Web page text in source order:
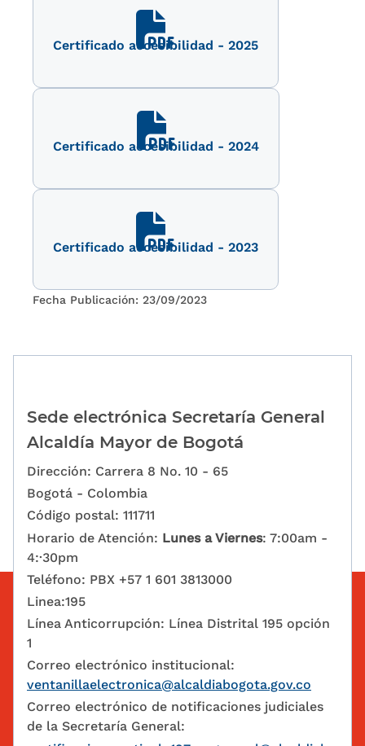
Certificado accesibilidad - 2025
Fecha Publicación: 17/10/2025
Certificado accesibilidad - 2024
Fecha Publicación: 26/06/2024
Certificado accesibilidad - 2023
Fecha Publicación: 23/09/2023
Sede electrónica Secretaría General
Alcaldía Mayor de Bogotá
Dirección: Carrera 8 No. 10 - 65
Bogotá - Colombia
Código postal: 111711
Horario de Atención: Lunes a Viernes: 7:00am -
4:·30pm
Teléfono: PBX +57 1 601 3813000
Linea:195
Línea Anticorrupción: Línea Distrital 195 opción
1
Correo electrónico institucional:
ventanillaelectronica@alcaldiabogota.gov.co
Correo electrónico de notificaciones judiciales
de la Secretaría General: